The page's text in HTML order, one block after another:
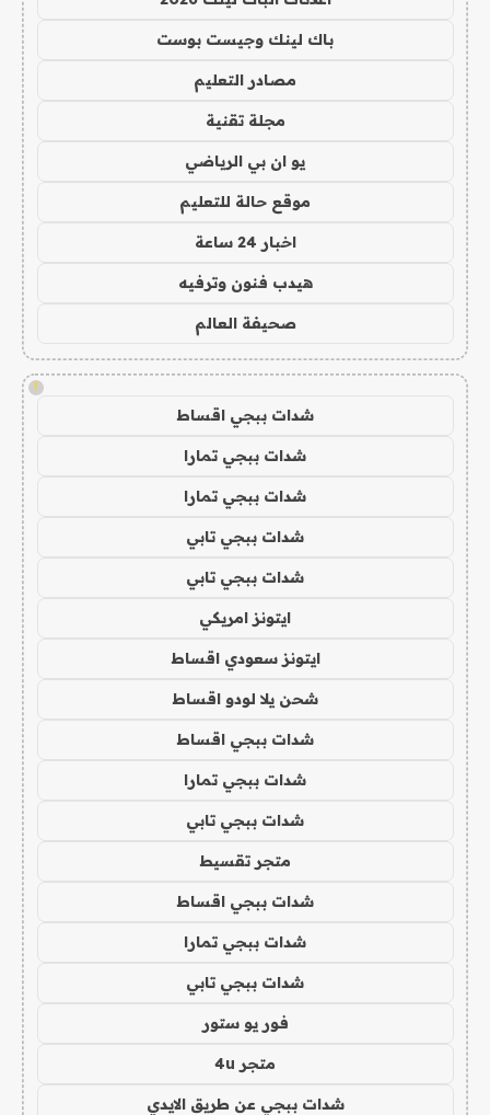
باك لينك وجيست بوست
مصادر التعليم
مجلة تقنية
يو ان بي الرياضي
موقع حالة للتعليم
اخبار 24 ساعة
هيدب فنون وترفيه
صحيفة العالم
!
شدات ببجي اقساط
شدات ببجي تمارا
شدات ببجي تمارا
شدات ببجي تابي
شدات ببجي تابي
ايتونز امريكي
ايتونز سعودي اقساط
شحن يلا لودو اقساط
شدات ببجي اقساط
شدات ببجي تمارا
شدات ببجي تابي
متجر تقسيط
شدات ببجي اقساط
شدات ببجي تمارا
شدات ببجي تابي
فور يو ستور
متجر 4u
شدات ببجي عن طريق الايدي